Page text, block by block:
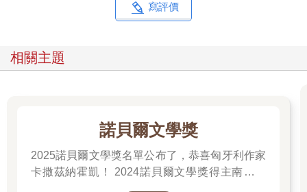
寫評價
相關主題
諾貝爾文學獎
2025諾貝爾文學獎名單公布了，恭喜匈牙利作家
卡撒茲納霍凱！ 2024諾貝爾文學獎得主南韓女